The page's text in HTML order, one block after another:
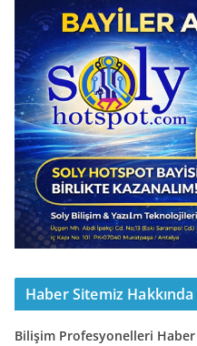
Haber Sitemiz Hakkında
Bilişim Profesyonelleri Haber